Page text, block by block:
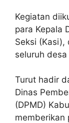
Kegiatan
para Kepala
Seksi (Kasi),
seluruh
Turut hadir
Dinas
(DPMD)
memberikan